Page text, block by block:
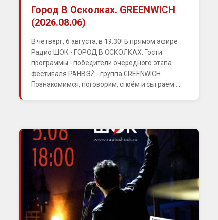
Город В Осколках. GREENWICH
(2026.08.06)
В четверг, 6 августа, в 19:30! В прямом эфире
Радио ШОК - ГОРОД В ОСКОЛКАХ. Гости
программы - победители очередного этапа
фестиваля РАНВЭЙ - группа GREENWICH.
Познакомимся, поговорим, споём и сыграем ...